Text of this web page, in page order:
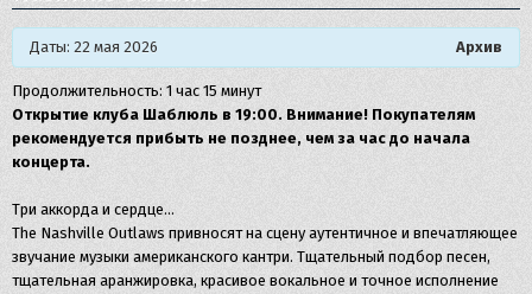
Архив
Даты: 22 мая 2026
Продолжительность: 1 час 15 минут
Открытие клуба Шаблюль в 19:00. Внимание! Покупателям
рекомендуется прибыть не позднее, чем за час до начала
концерта.
Три аккорда и сердце…
The Nashville Outlaws привносят на сцену аутентичное и впечатляющее
звучание музыки американского кантри. Тщательный подбор песен,
тщательная аранжировка, красивое вокальное и точное исполнение